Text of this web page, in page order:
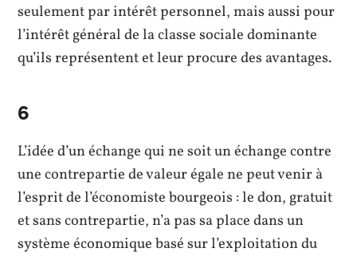
seulement par intérêt personnel, mais aussi pour
l’intérêt général de la classe sociale dominante
qu’ils représentent et leur procure des avantages.
6
L’idée d’un échange qui ne soit un échange contre
une contrepartie de valeur égale ne peut venir à
l’esprit de l’économiste bourgeois : le don, gratuit
et sans contrepartie, n’a pas sa place dans un
système économique basé sur l’exploitation du